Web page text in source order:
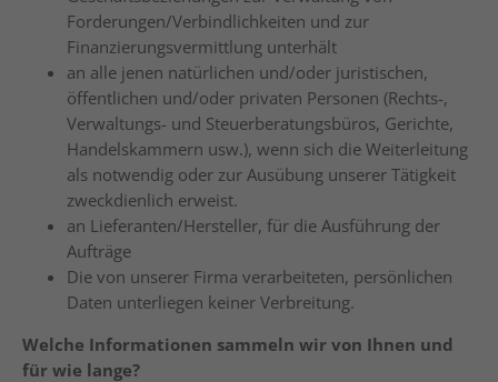
Forderungen/Verbindlichkeiten und zur
Finanzierungsvermittlung unterhält
an alle jenen natürlichen und/oder juristischen,
öffentlichen und/oder privaten Personen (Rechts-,
Verwaltungs- und Steuerberatungsbüros, Gerichte,
Handelskammern usw.), wenn sich die Weiterleitung
als notwendig oder zur Ausübung unserer Tätigkeit
zweckdienlich erweist.
an Lieferanten/Hersteller, für die Ausführung der
Aufträge
Die von unserer Firma verarbeiteten, persönlichen
Daten unterliegen keiner Verbreitung.
Welche Informationen sammeln wir von Ihnen und
für wie lange?